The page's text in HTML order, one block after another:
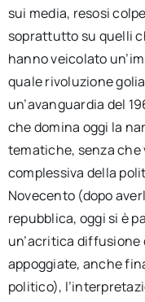
sui media, resosi
soprattutto su quelli
hanno veicolato
quale rivoluzione
un’avanguardia del
che domina oggi la
tematiche, senza che
complessiva della
Novecento (dopo
repubblica, oggi si è
un’acritica diffusione
appoggiate, anche
politico),